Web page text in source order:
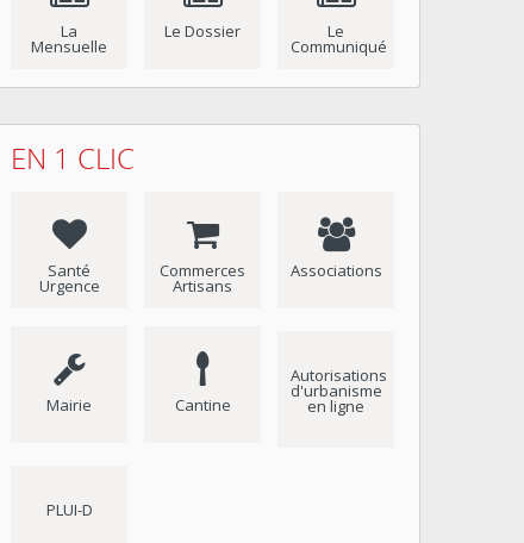
La
Mensuelle
Le Dossier Le
Communiqué
EN 1 CLIC
Santé
Urgence
Commerces
Artisans
Associations
Mairie Cantine
Autorisations
d'urbanisme
en ligne
PLUI-D